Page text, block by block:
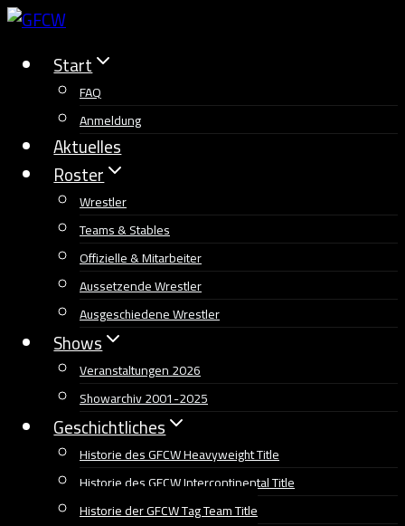
Zum
springenStart
FAQ
Anmeldung
Aktuelles
Roster
Wrestler
Teams & Stables
Offizielle & Mitarbeiter
Aussetzende Wrestler
Ausgeschiedene Wrestler
Shows
Veranstaltungen 2026
Showarchiv 2001-2025
Geschichtliches
Historie des GFCW Heavyweight Title
Historie des GFCW Intercontinental Title
Historie der GFCW Tag Team Title